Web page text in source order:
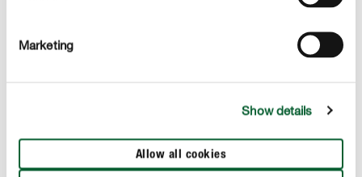
Marketing
Show details
Allow all cookies